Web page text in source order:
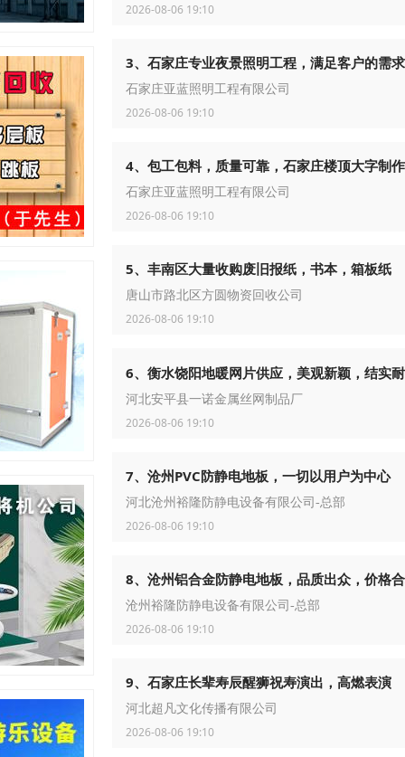
2026-08-06 19:10
3、石家庄专业夜景照明工程，满足客户的需求
石家庄亚蓝照明工程有限公司
2026-08-06 19:10
4、包工包料，质量可靠，石家庄楼顶大字制作
石家庄亚蓝照明工程有限公司
2026-08-06 19:10
5、丰南区大量收购废旧报纸，书本，箱板纸
唐山市路北区方圆物资回收公司
2026-08-06 19:10
6、衡水饶阳地暖网片供应，美观新颖，结实
河北安平县一诺金属丝网制品厂
2026-08-06 19:10
7、沧州PVC防静电地板，一切以用户为中心
河北沧州裕隆防静电设备有限公司-总部
2026-08-06 19:10
8、沧州铝合金防静电地板，品质出众，价格
沧州裕隆防静电设备有限公司-总部
2026-08-06 19:10
9、石家庄长辈寿辰醒狮祝寿演出，高燃表演
河北超凡文化传播有限公司
2026-08-06 19:10